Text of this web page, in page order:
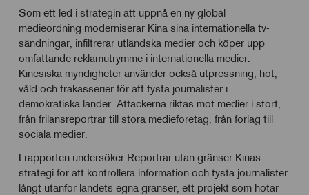
Som ett led i strategin att uppnå en ny global
medieordning moderniserar Kina sina internationella tv-
sändningar, infiltrerar utländska medier och köper upp
omfattande reklamutrymme i internationella medier.
Kinesiska myndigheter använder också utpressning, hot,
våld och trakasserier för att tysta journalister i
demokratiska länder. Attackerna riktas mot medier i stort,
från frilansreportrar till stora medieföretag, från förlag till
sociala medier.
I rapporten undersöker Reportrar utan gränser Kinas
strategi för att kontrollera information och tysta journalister
långt utanför landets egna gränser, ett projekt som hotar